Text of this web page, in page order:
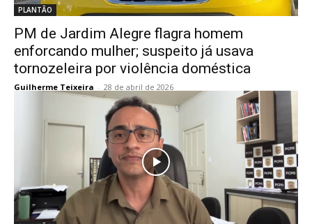
PLANTÃO
PM de Jardim Alegre flagra homem
enforcando mulher; suspeito já usava
tornozeleira por violência doméstica
Guilherme Teixeira - 28 de abril de 2026